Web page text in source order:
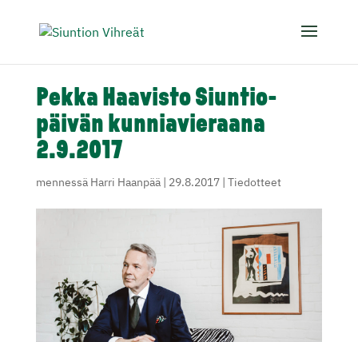
Pekka Haavisto Siuntio-
päivän kunniavieraana
2.9.2017
mennessä Harri Haanpää| 29.8.2017| Tiedotteet